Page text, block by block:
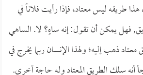
طريقه ليس معتاد، فإذا رأيت فلاناً في
فهل يمكن أن تقول: إنه ساهٍ؟ لا. الساهي
ذهب إليه؛ ولهذا الإنسان ربما يخرج في
أنه سلك الطريق المعتاد وله حاجة أخرى.